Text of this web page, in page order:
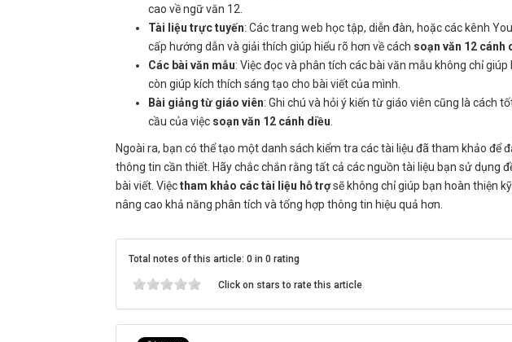
cao về ngữ văn 12.
Tài liệu trực tuyến: Các trang web học tập, diễn đàn, hoặc các kênh
cấp hướng dẫn và giải thích giúp hiểu rõ hơn về cách soạn văn 12 cánh
Các bài văn mẫu: Việc đọc và phân tích các bài văn mẫu không chỉ
còn giúp kích thích sáng tạo cho bài viết của mình.
Bài giảng từ giáo viên: Ghi chú và hỏi ý kiến từ giáo viên cũng là cách
cầu của việc soạn văn 12 cánh diều
Ngoài ra, bạn có thể tạo một danh sách kiểm tra các tài liệu đã tham khảo để
thông tin cần thiết. Hãy chắc chắn rằng tất cả các nguồn tài liệu bạn sử dụng
bài viết. Việctham khảo các tài liệu hỗ trợsẽ không chỉ giúp bạn hoàn thiện
nâng cao khả năng phân tích và tổng hợp thông tin hiệu quả hơn.
Total notes of this article: 0 in 0 rating
Click on stars to rate this article